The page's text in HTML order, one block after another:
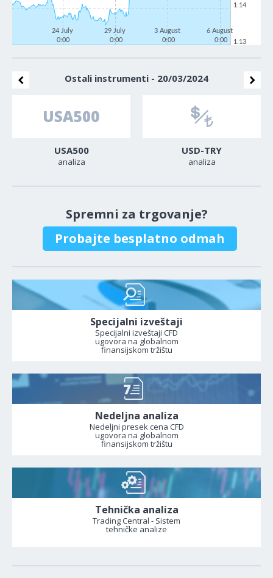
24 July
0:00
29 July
0:00
3 August
0:00
6 August
0:00
1.13
1.14
Ostali instrumenti - 20/03/2024
USA500
analiza
USD-TRY
analiza
Spremni za trgovanje?
Probajte besplatno odmah
Specijalni izveštaji
Specijalni izveštaji CFD
ugovora na globalnom
finansijskom tržištu
Nedeljna analiza
Nedeljni presek cena CFD
ugovora na globalnom
finansijskom tržištu
Tehnička analiza
Trading Central - Sistem
tehničke analize